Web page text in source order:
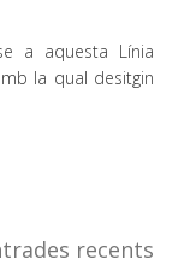
a aquesta Línia
la qual desitgin
recents